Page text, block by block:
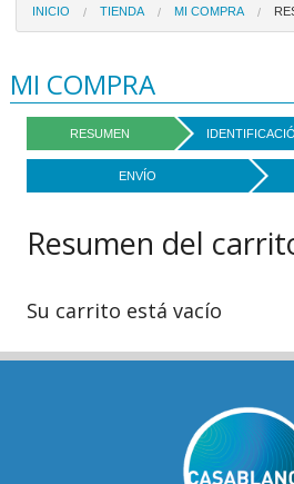
INICIO TIENDA MI COMPRA
MI COMPRA
RESUMEN
ENVÍO
Resumen del
Su carrito está vacío